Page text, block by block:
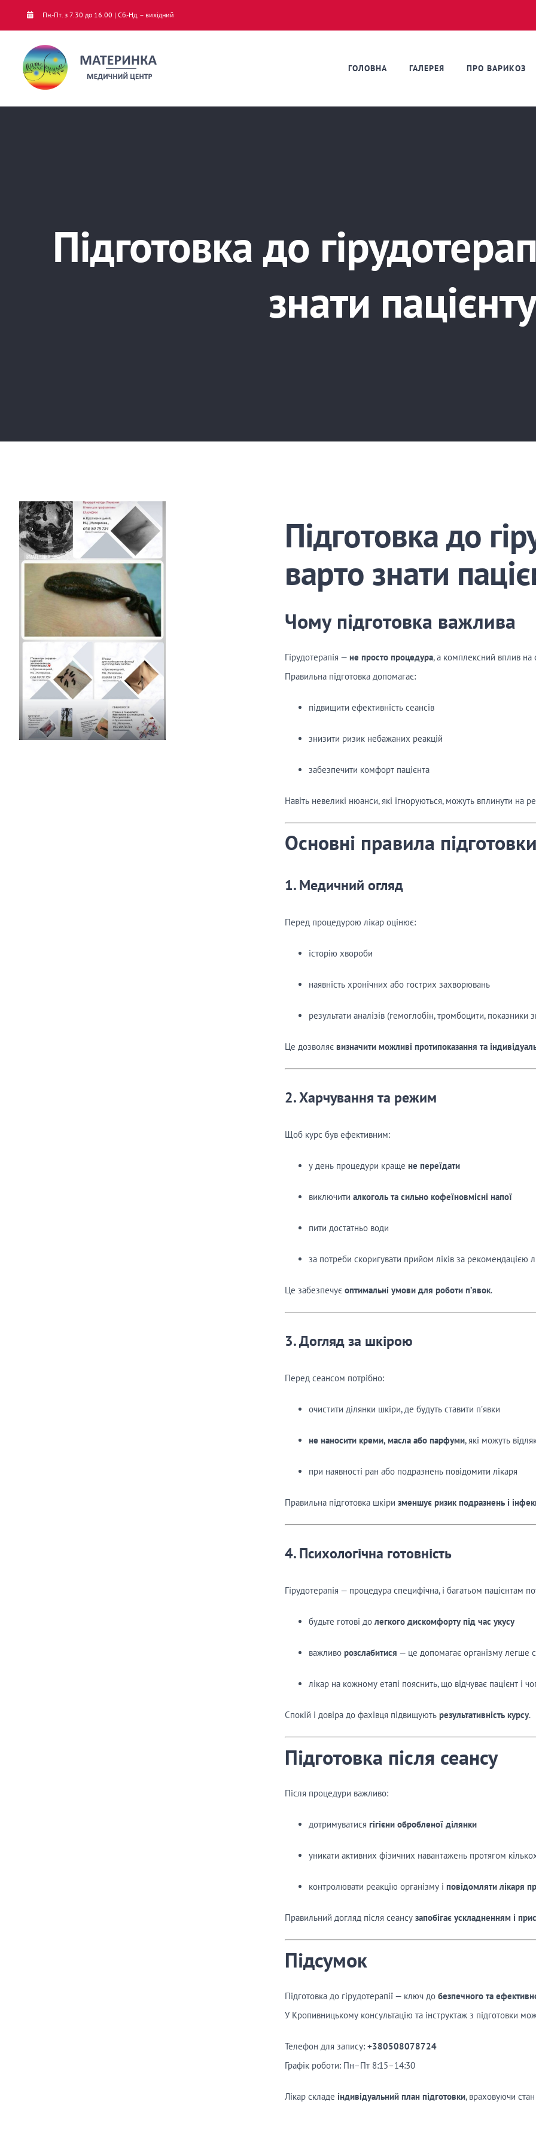
to
Пн.-Пт. з 7.30 до 16.00 | Сб.-Нд. – вихідний
ГОЛОВНА ГАЛЕРЕЯ ПРО ВАРИКОЗ
Підготовка до
знати пацієнту
Підготовка до
варто знати
Чому підготовка важлива
Гірудотерапія — не просто процедура, а комплексний вплив на
Правильна підготовка допомагає:
підвищити ефективність сеансів
знизити ризик небажаних реакцій
забезпечити комфорт пацієнта
Навіть невеликі нюанси, які ігноруються, можуть вплинути на
Основні правила підготовки
1. Медичний огляд
Перед процедурою лікар оцінює:
історію хвороби
наявність хронічних або гострих захворювань
результати аналізів (гемоглобін, тромбоцити, показники
Це дозволяє визначити можливі протипоказання та
2. Харчування та режим
Щоб курс був ефективним:
у день процедури краще не переїдати
виключити алкоголь та сильно кофеїновмісні напої
пити достатньо води
за потреби скоригувати прийом ліків за рекомендацією
Це забезпечує оптимальні умови для роботи п’явок.
3. Догляд за шкірою
Перед сеансом потрібно:
очистити ділянки шкіри, де будуть ставити п’явки
не наносити креми, масла або парфуми, які можуть
при наявності ран або подразнень повідомити лікаря
Правильна підготовка шкіри зменшує ризик подразнень і
4. Психологічна готовність
Гірудотерапія — процедура специфічна, і багатьом пацієнтам
будьте готові долегкого дискомфорту під час укусу
важливо розслабитися — це допомагає організму легше
лікар на кожному етапі пояснить, що відчуває пацієнт і
Спокій і довіра до фахівця підвищують результативність курсу.
Підготовка після сеансу
Після процедури важливо:
дотримуватися гігієни обробленої ділянки
уникати активних фізичних навантажень протягом
контролювати реакцію організму і повідомляти лікаря
Правильний догляд після сеансу запобігає ускладненням і
Підсумок
Підготовка до гірудотерапії — ключ до безпечного та
У Кропивницькому консультацію та інструктаж з підготовки
Телефон для запису: +380508078724
Графік роботи: Пн–Пт 8:15–14:30
Лікар складе індивідуальний план підготовки, враховуючи стан